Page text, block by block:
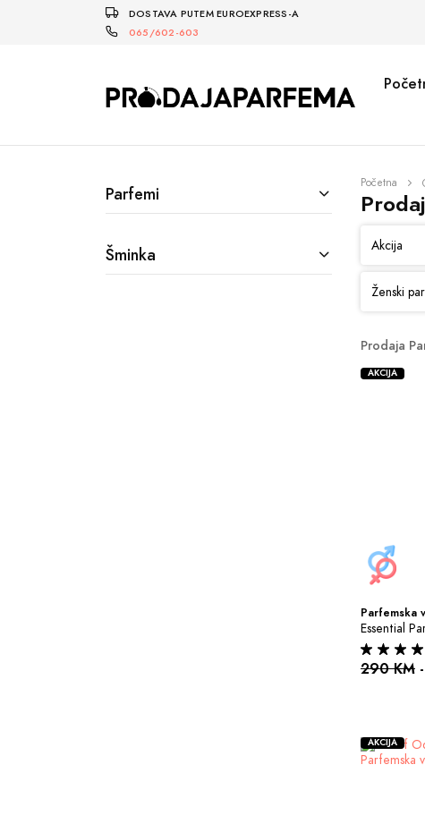
DOSTAVA PUTEM EUROEXPRESS-A
065/602-603
Parfemi
Šminka
Početna
Akcija
Ženski
Prodaja
Parfemska
Essential
290 KM -
AKCIJA
AKCIJA